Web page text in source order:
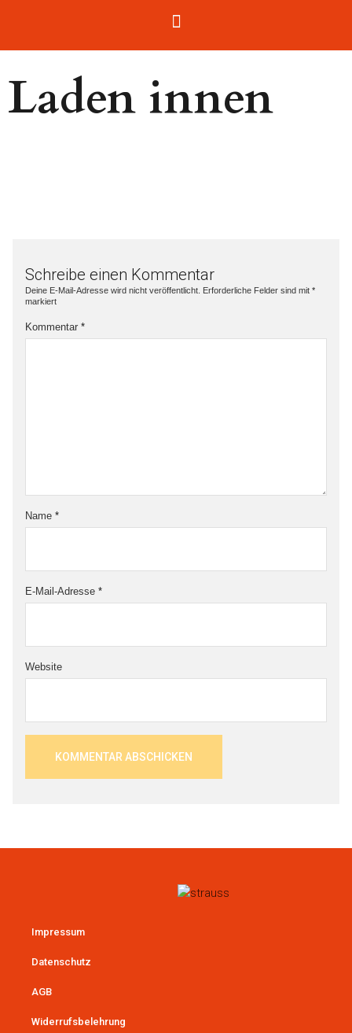
Laden innen
Schreibe einen Kommentar
Deine E-Mail-Adresse wird nicht veröffentlicht. Erforderliche Felder sind mit *
markiert
Kommentar *
Name *
E-Mail-Adresse *
Website
Impressum
Datenschutz
AGB
Widerrufsbelehrung